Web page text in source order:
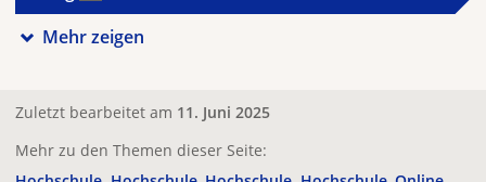
Mehr zeigen
Zuletzt bearbeitet am 11. Juni 2025
Mehr zu den Themen dieser Seite: